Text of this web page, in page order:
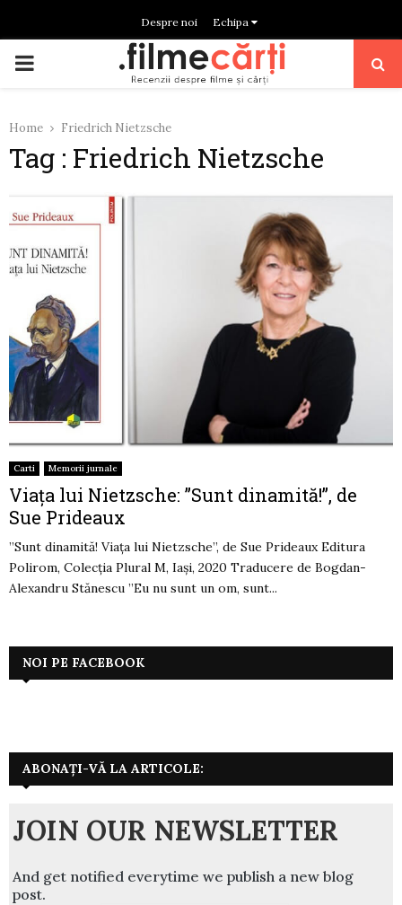
Despre noi Echipa
PRIMARY
Home Friedrich Nietzsche
Tag : Friedrich Nietzsche
Carti Memorii jurnale
Viața lui Nietzsche: ”Sunt dinamită!”, de
Sue Prideaux
”Sunt dinamită! Viața lui Nietzsche”, de Sue Prideaux Editura
Polirom, Colecția Plural M, Iași, 2020 Traducere de Bogdan-
Alexandru Stănescu ”Eu nu sunt un om, sunt...
NOI PE FACEBOOK
ABONAȚI-VĂ LA ARTICOLE:
JOIN OUR NEWSLETTER
And get notified everytime we publish a new blog
post.